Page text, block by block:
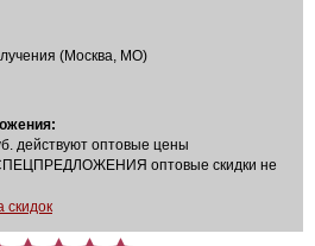
(Москва, МО)
действуют оптовые цены
оптовые скидки не
скидок